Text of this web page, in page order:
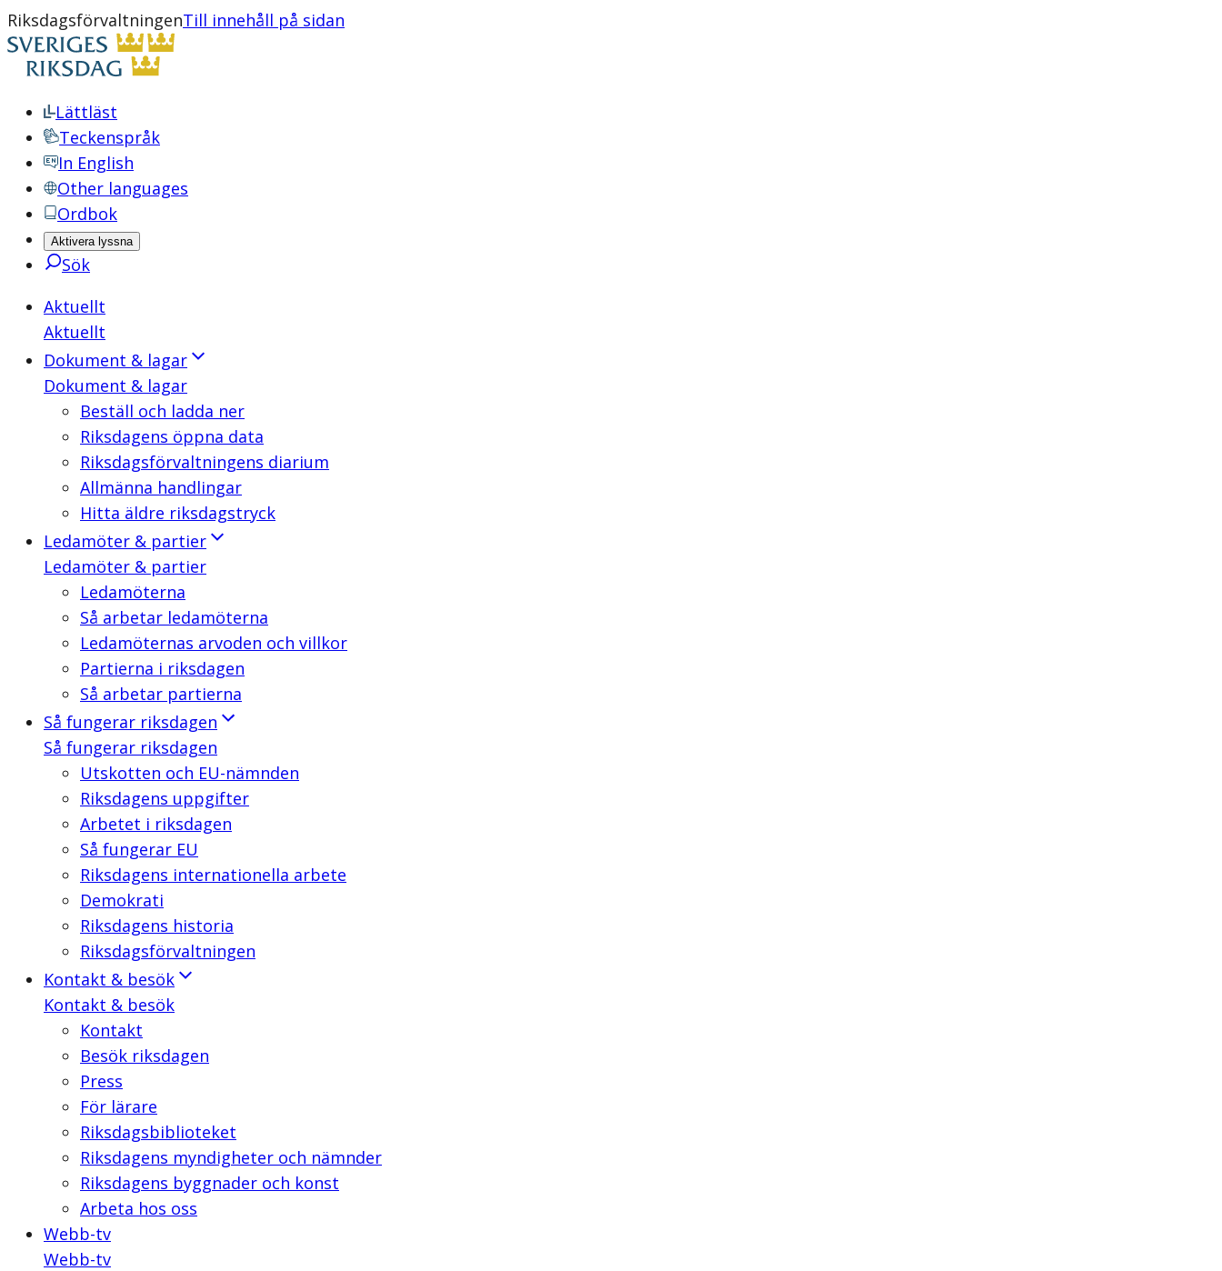
RiksdagsförvaltningenTill innehåll på sidan
Lättläst
Teckenspråk
In English
Other languages
Ordbok
Aktivera lyssna
Sök
Aktuellt
Aktuellt
Dokument & lagar
Dokument & lagar
Beställ och ladda ner
Riksdagens öppna data
Riksdagsförvaltningens diarium
Allmänna handlingar
Hitta äldre riksdagstryck
Ledamöter & partier
Ledamöter & partier
Ledamöterna
Så arbetar ledamöterna
Ledamöternas arvoden och villkor
Partierna i riksdagen
Så arbetar partierna
Så fungerar riksdagen
Så fungerar riksdagen
Utskotten och EU-nämnden
Riksdagens uppgifter
Arbetet i riksdagen
Så fungerar EU
Riksdagens internationella arbete
Demokrati
Riksdagens historia
Riksdagsförvaltningen
Kontakt & besök
Kontakt & besök
Kontakt
Besök riksdagen
Press
För lärare
Riksdagsbiblioteket
Riksdagens myndigheter och nämnder
Riksdagens byggnader och konst
Arbeta hos oss
Webb-tv
Webb-tv